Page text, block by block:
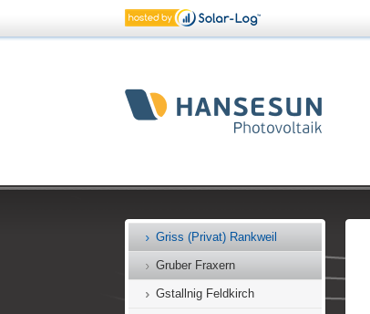
Gassner Feldkirch
Gassner Klaus
Gerster Ford Koblach
Gopp Feldkirch
Griss (Privat) Rankweil
Gruber Fraxern
Gstallnig Feldkirch